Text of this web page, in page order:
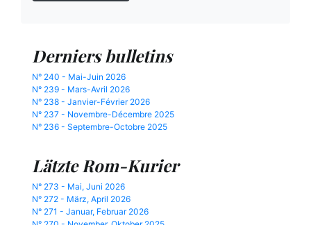
Derniers bulletins
N° 240 - Mai-Juin 2026
N° 239 - Mars-Avril 2026
N° 238 - Janvier-Février 2026
N° 237 - Novembre-Décembre 2025
N° 236 - Septembre-Octobre 2025
Lätzte Rom-Kurier
N° 273 - Mai, Juni 2026
N° 272 - März, April 2026
N° 271 - Januar, Februar 2026